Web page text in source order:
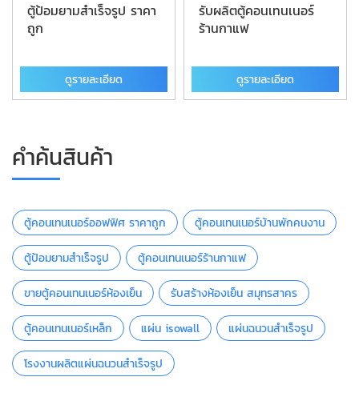
ตู้ป้อมยามสำเร็จรูป ราคา
ถูก
ดูรายละเอียด
รับผลิตตู้คอนเทนเนอร์
ร้านกาแฟ
ดูรายละเอียด
คำค้นสินค้า
ตู้คอนเทนเนอร์ออฟฟิศ ราคาถูก ตู้คอนเทนเนอร์บ้านพักคนงาน
ตู้ป้อมยามสำเร็จรูป ตู้คอนเทนเนอร์ร้านกาแฟ
ขายตู้คอนเทนเนอร์ห้องเย็น รับสร้างห้องเย็น สมุทรสาคร
ตู้คอนเทนเนอร์เหล็ก แผ่น isowall แผ่นฉนวนสำเร็จรูป
โรงงานผลิตแผ่นฉนวนสำเร็จรูป